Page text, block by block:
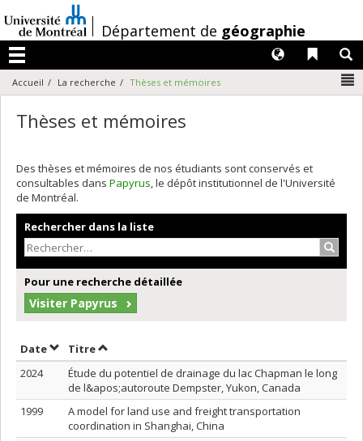
au
contenu
/Département de géographie
Menu
Liens
Langues
Accueil La recherche Thèses et mémoires
Thèses et mémoires
Des thèses et mémoires de nos étudiants sont conservés et
consultables dans Papyrus, le dépôt institutionnel de l'Université
de Montréal.
Rechercher dans la liste
Pour une recherche détaillée
Visiter Papyrus
DateTrier par date en ordre décroissant
TitreTrier par titre en ordre décroissant
2024
Étude du potentiel de drainage du lac Chapman le long
de l&apos;autoroute Dempster, Yukon, Canada
1999
A model for land use and freight transportation
coordination in Shanghai, China